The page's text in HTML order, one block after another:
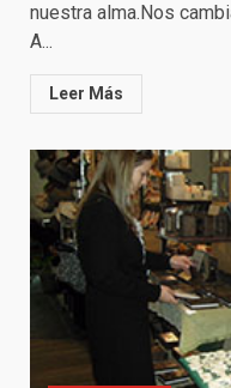
nuestra alma.Nos
A...
Leer Más